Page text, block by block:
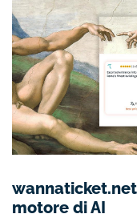
motore di AI